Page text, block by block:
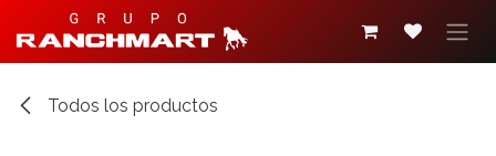
Ir al contenido
Todos los productos